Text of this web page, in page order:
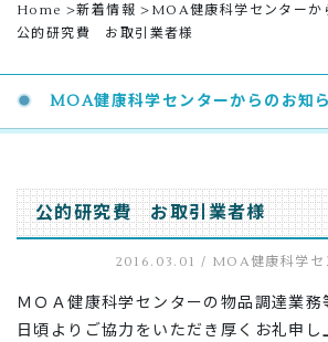
Home >新着情報 > MOA健康科学センターか
公的研究費 お取引業者様
MOA健康科学センターからのお知
公的研究費 お取引業者様
2016.03.01 / MOA健康科学セ
ＭＯＡ健康科学センターの物品調達業務
日頃よりご協力をいただき厚くお礼申し